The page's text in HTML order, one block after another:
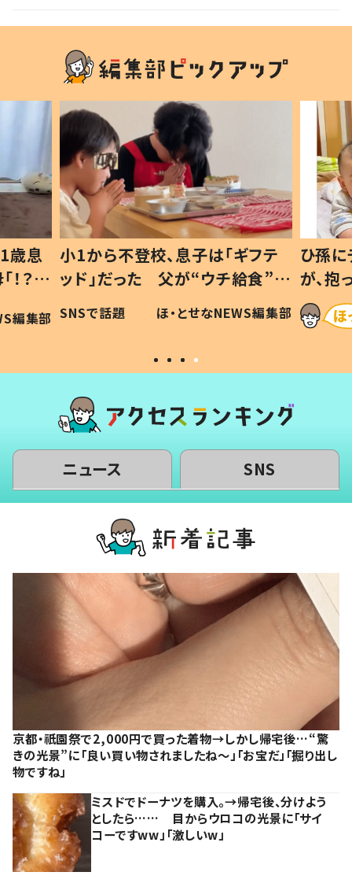
歳息
？」
編集部
小1から不登校、息子は「ギフテ
ッド」だった 父が“ウチ給食”を
作り続ける理由とは #令和の親
#令和の子
SNSで話題 ほ・とせなNEWS編集部
ひ孫
が、
「涙が
い」
ニュース SNS
京都・祇園祭で2,000円で買った着物→しかし帰宅後…“驚
きの光景”に「良い買い物されましたね～」「お宝だ」「掘り出し
物ですね」
ミスドでドーナツを購入。→帰宅後、分けよう
としたら…… 目からウロコの光景に「サイ
コーですww」「激しいw」